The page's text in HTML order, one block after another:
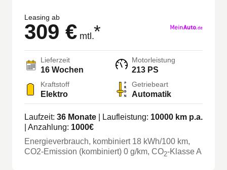
Leasing ab
309 € mtl.*
Lieferzeit
16 Wochen
Motorleistung
213 PS
Kraftstoff
Elektro
Getriebeart
Automatik
Laufzeit: 36 Monate | Laufleistung: 10000 km p.a.
| Anzahlung: 1000€
Energieverbrauch, kombiniert 18 kWh/100 km,
CO2-Emission (kombiniert) 0 g/km, CO2-KlasseA